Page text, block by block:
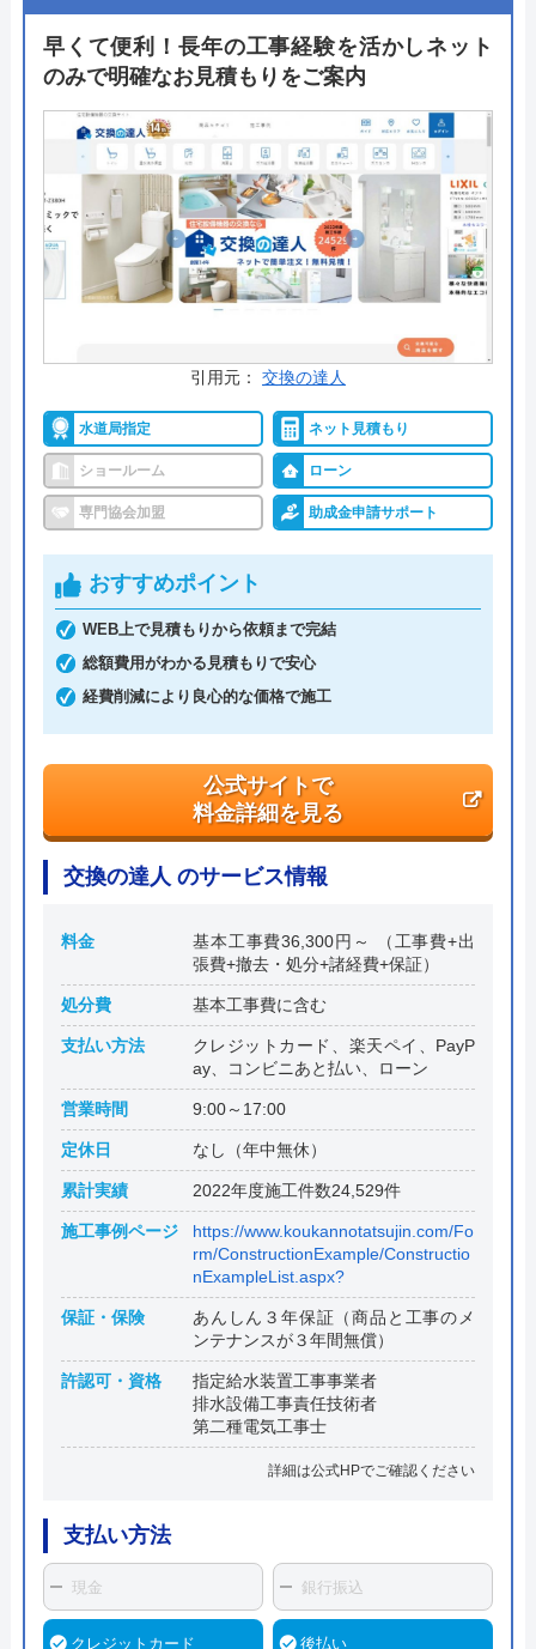
親子で協力して会社を経営しているアクアシストで
はそれぞれ得意とする分野で役割を分担して対応。
ます。小さな会社だからこそできる職人との会話を
強みに活動しています。
公式サイトで
料金詳細を見る
今すぐ電話で相談する
受付時間： 8:00～19:00
アクアシスト の基本情報
運営会社 有限会社アクアシスト
創業・設立 ―
本社所在地
〒252-0242
神奈川県相模原市中央区横山3-33-10
早くて便利！長年の工事経験を活かしネット
のみで明確なお見積もりをご案内
引用元： 交換の達人
水道局指定 ネット見積もり
ショールーム ローン
専門協会加盟 助成金申請サポート
おすすめポイント
WEB上で見積もりから依頼まで完結
総額費用がわかる見積もりで安心
経費削減により良心的な価格で施工
公式サイトで
料金詳細を見る
交換の達人 のサービス情報
料金
基本工事費36,300円～ （工事費+出
張費+撤去・処分+諸経費+保証）
処分費 基本工事費に含む
支払い方法
クレジットカード、楽天ペイ、PayP
ay、コンビニあと払い、ローン
営業時間 9:00～17:00
定休日 なし（年中無休）
累計実績 2022年度施工件数24,529件
施工事例ページ
https://www.koukannotatsujin.com/Fo
rm/ConstructionExample/Constructio
nExampleList.aspx?
保証・保険
あんしん３年保証（商品と工事のメ
ンテナンスが３年間無償）
許認可・資格
指定給水装置工事事業者
排水設備工事責任技術者
第二種電気工事士
詳細は公式HPでご確認ください
支払い方法
現金 銀行振込
クレジットカード 後払い